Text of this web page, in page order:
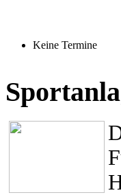
Keine Termine